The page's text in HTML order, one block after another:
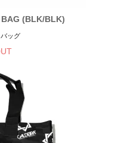
BAG (BLK/BLK)
ッグ